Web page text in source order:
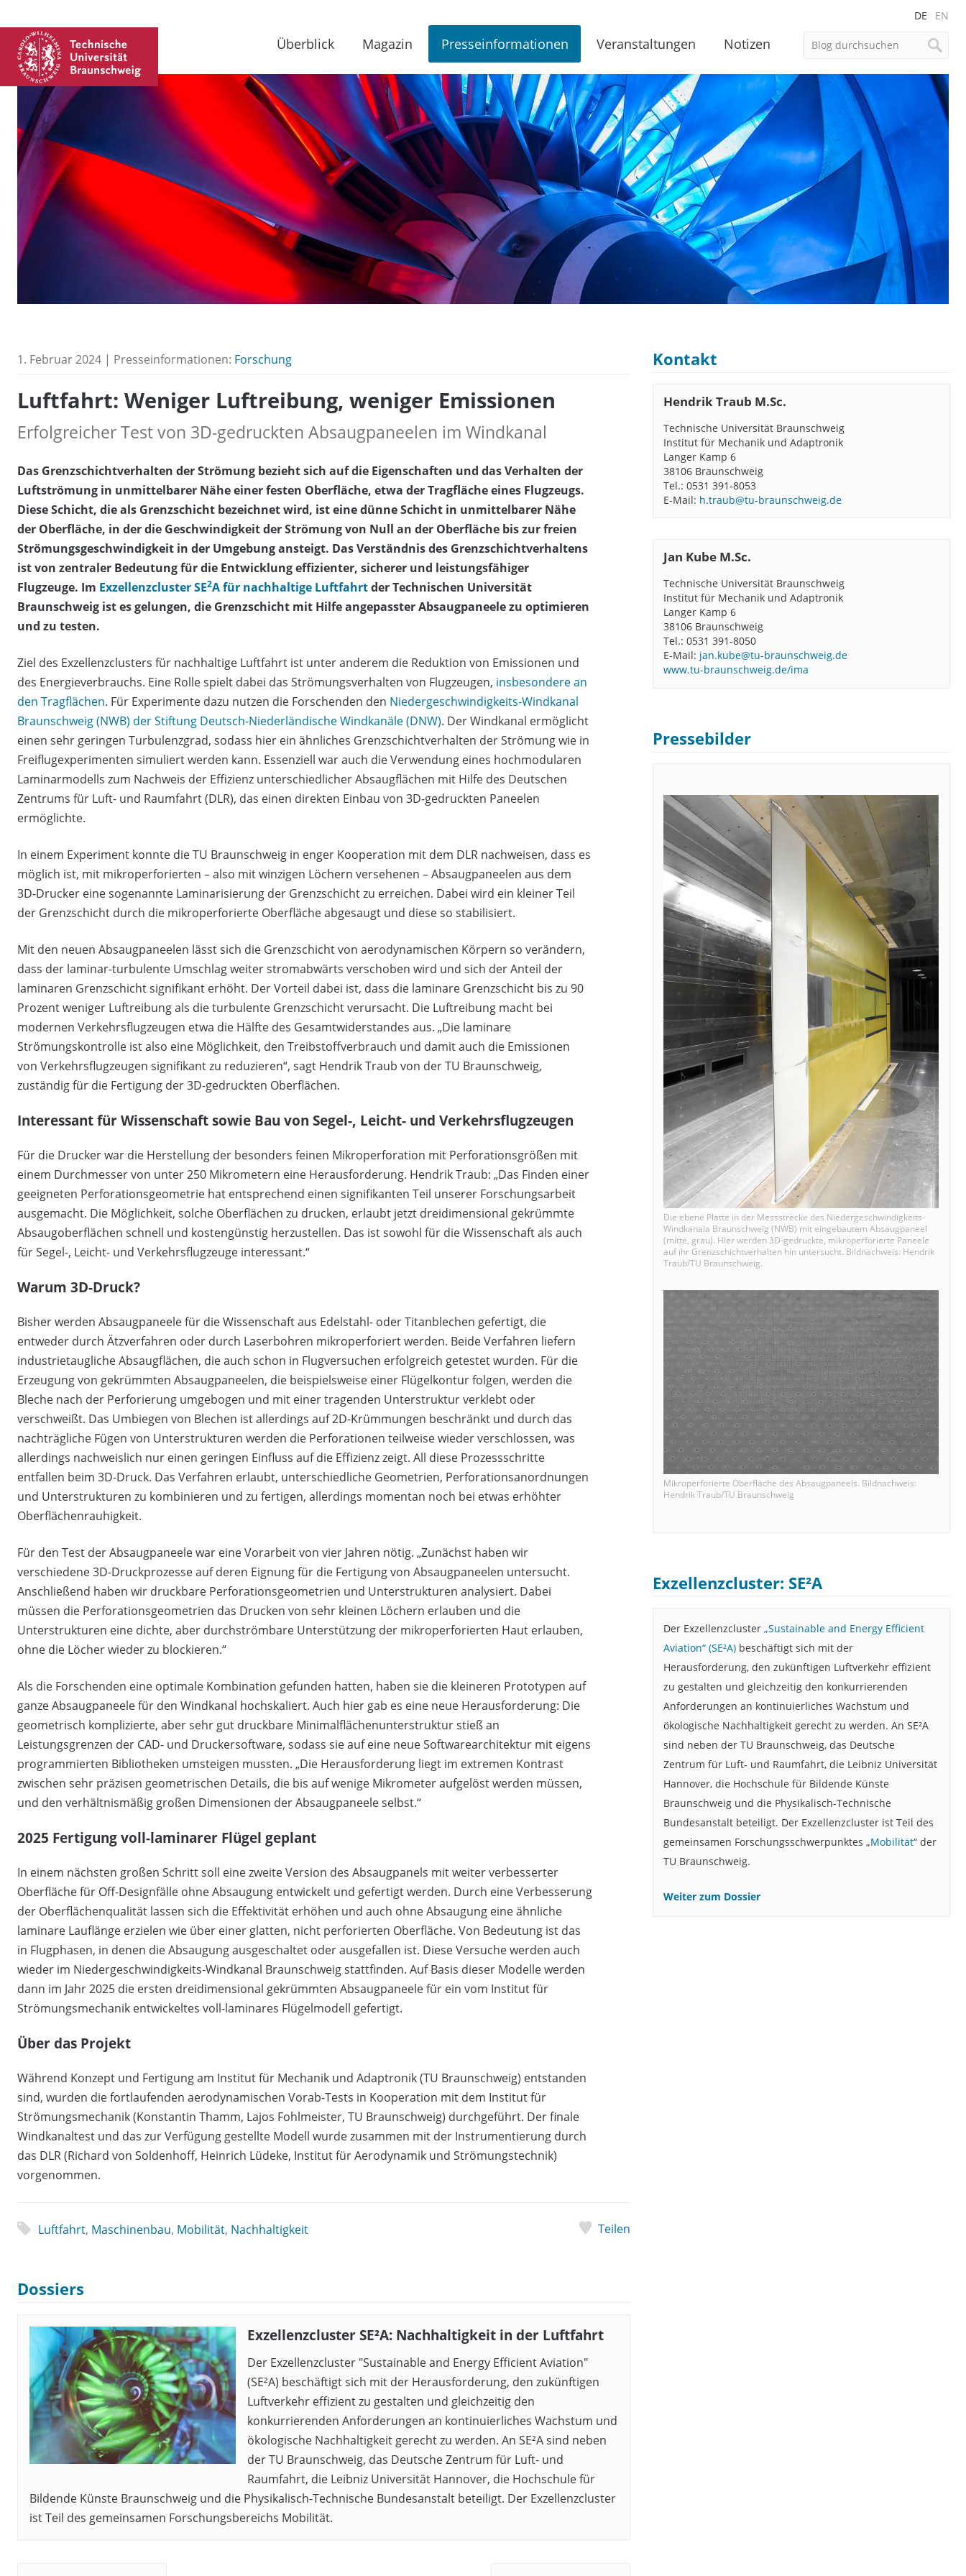
DE EN
Überblick Magazin Presseinformationen Veranstaltungen Notizen
1. Februar 2024 | Presseinformationen: Forschung
Luftfahrt: Weniger Luftreibung, weniger Emissionen
Erfolgreicher Test von 3D-gedruckten Absaugpaneelen im Windkanal
Das Grenzschichtverhalten der Strömung bezieht sich auf die Eigenschaften und das Verhalten der
Luftströmung in unmittelbarer Nähe einer festen Oberfläche, etwa der Tragfläche eines Flugzeugs.
Diese Schicht, die als Grenzschicht bezeichnet wird, ist eine dünne Schicht in unmittelbarer Nähe
der Oberfläche, in der die Geschwindigkeit der Strömung von Null an der Oberfläche bis zur freien
Strömungsgeschwindigkeit in der Umgebung ansteigt. Das Verständnis des Grenzschichtverhaltens
ist von zentraler Bedeutung für die Entwicklung effizienter, sicherer und leistungsfähiger
Flugzeuge. Im Exzellenzcluster SE2A für nachhaltige Luftfahrtder Technischen Universität
Braunschweig ist es gelungen, die Grenzschicht mit Hilfe angepasster Absaugpaneele zu optimieren
und zu testen.
Ziel des Exzellenzclusters für nachhaltige Luftfahrt ist unter anderem die Reduktion von Emissionen und
des Energieverbrauchs. Eine Rolle spielt dabei das Strömungsverhalten von Flugzeugen, insbesondere an
den Tragflächen. Für Experimente dazu nutzen die Forschenden den Niedergeschwindigkeits-Windkanal
Braunschweig (NWB) der Stiftung Deutsch-Niederländische Windkanäle (DNW). Der Windkanal ermöglicht
einen sehr geringen Turbulenzgrad, sodass hier ein ähnliches Grenzschichtverhalten der Strömung wie in
Freiflugexperimenten simuliert werden kann. Essenziell war auch die Verwendung eines hochmodularen
Laminarmodells zum Nachweis der Effizienz unterschiedlicher Absaugflächen mit Hilfe des Deutschen
Zentrums für Luft- und Raumfahrt (DLR), das einen direkten Einbau von 3D-gedruckten Paneelen
ermöglichte.
In einem Experiment konnte die TU Braunschweig in enger Kooperation mit dem DLR nachweisen, dass es
möglich ist, mit mikroperforierten – also mit winzigen Löchern versehenen – Absaugpaneelen aus dem
3D-Drucker eine sogenannte Laminarisierung der Grenzschicht zu erreichen. Dabei wird ein kleiner Teil
der Grenzschicht durch die mikroperforierte Oberfläche abgesaugt und diese so stabilisiert.
Mit den neuen Absaugpaneelen lässt sich die Grenzschicht von aerodynamischen Körpern so verändern,
dass der laminar-turbulente Umschlag weiter stromabwärts verschoben wird und sich der Anteil der
laminaren Grenzschicht signifikant erhöht. Der Vorteil dabei ist, dass die laminare Grenzschicht bis zu 90
Prozent weniger Luftreibung als die turbulente Grenzschicht verursacht. Die Luftreibung macht bei
modernen Verkehrsflugzeugen etwa die Hälfte des Gesamtwiderstandes aus. „Die laminare
Strömungskontrolle ist also eine Möglichkeit, den Treibstoffverbrauch und damit auch die Emissionen
von Verkehrsflugzeugen signifikant zu reduzieren“, sagt Hendrik Traub von der TU Braunschweig,
zuständig für die Fertigung der 3D-gedruckten Oberflächen.
Interessant für Wissenschaft sowie Bau von Segel-, Leicht- und Verkehrsflugzeugen
Für die Drucker war die Herstellung der besonders feinen Mikroperforation mit Perforationsgrößen mit
einem Durchmesser von unter 250 Mikrometern eine Herausforderung. Hendrik Traub: „Das Finden einer
geeigneten Perforationsgeometrie hat entsprechend einen signifikanten Teil unserer Forschungsarbeit
ausgemacht. Die Möglichkeit, solche Oberflächen zu drucken, erlaubt jetzt dreidimensional gekrümmte
Absaugoberflächen schnell und kostengünstig herzustellen. Das ist sowohl für die Wissenschaft als auch
für Segel-, Leicht- und Verkehrsflugzeuge interessant.“
Warum 3D-Druck?
Bisher werden Absaugpaneele für die Wissenschaft aus Edelstahl- oder Titanblechen gefertigt, die
entweder durch Ätzverfahren oder durch Laserbohren mikroperforiert werden. Beide Verfahren liefern
industrietaugliche Absaugflächen, die auch schon in Flugversuchen erfolgreich getestet wurden. Für die
Erzeugung von gekrümmten Absaugpaneelen, die beispielsweise einer Flügelkontur folgen, werden die
Bleche nach der Perforierung umgebogen und mit einer tragenden Unterstruktur verklebt oder
verschweißt. Das Umbiegen von Blechen ist allerdings auf 2D-Krümmungen beschränkt und durch das
nachträgliche Fügen von Unterstrukturen werden die Perforationen teilweise wieder verschlossen, was
allerdings nachweislich nur einen geringen Einfluss auf die Effizienz zeigt. All diese Prozessschritte
entfallen beim 3D-Druck. Das Verfahren erlaubt, unterschiedliche Geometrien, Perforationsanordnungen
und Unterstrukturen zu kombinieren und zu fertigen, allerdings momentan noch bei etwas erhöhter
Oberflächenrauhigkeit.
Für den Test der Absaugpaneele war eine Vorarbeit von vier Jahren nötig. „Zunächst haben wir
verschiedene 3D-Druckprozesse auf deren Eignung für die Fertigung von Absaugpaneelen untersucht.
Anschließend haben wir druckbare Perforationsgeometrien und Unterstrukturen analysiert. Dabei
müssen die Perforationsgeometrien das Drucken von sehr kleinen Löchern erlauben und die
Unterstrukturen eine dichte, aber durchströmbare Unterstützung der mikroperforierten Haut erlauben,
ohne die Löcher wieder zu blockieren.“
Als die Forschenden eine optimale Kombination gefunden hatten, haben sie die kleineren Prototypen auf
ganze Absaugpaneele für den Windkanal hochskaliert. Auch hier gab es eine neue Herausforderung: Die
geometrisch komplizierte, aber sehr gut druckbare Minimalflächenunterstruktur stieß an
Leistungsgrenzen der CAD- und Druckersoftware, sodass sie auf eine neue Softwarearchitektur mit eigens
programmierten Bibliotheken umsteigen mussten. „Die Herausforderung liegt im extremen Kontrast
zwischen sehr präzisen geometrischen Details, die bis auf wenige Mikrometer aufgelöst werden müssen,
und den verhältnismäßig großen Dimensionen der Absaugpaneele selbst.“
2025 Fertigung voll-laminarer Flügel geplant
In einem nächsten großen Schritt soll eine zweite Version des Absaugpanels mit weiter verbesserter
Oberfläche für Off-Designfälle ohne Absaugung entwickelt und gefertigt werden. Durch eine Verbesserung
der Oberflächenqualität lassen sich die Effektivität erhöhen und auch ohne Absaugung eine ähnliche
laminare Lauflänge erzielen wie über einer glatten, nicht perforierten Oberfläche. Von Bedeutung ist das
in Flugphasen, in denen die Absaugung ausgeschaltet oder ausgefallen ist. Diese Versuche werden auch
wieder im Niedergeschwindigkeits-Windkanal Braunschweig stattfinden. Auf Basis dieser Modelle werden
dann im Jahr 2025 die ersten dreidimensional gekrümmten Absaugpaneele für ein vom Institut für
Strömungsmechanik entwickeltes voll-laminares Flügelmodell gefertigt.
Über das Projekt
Während Konzept und Fertigung am Institut für Mechanik und Adaptronik (TU Braunschweig) entstanden
sind, wurden die fortlaufenden aerodynamischen Vorab-Tests in Kooperation mit dem Institut für
Strömungsmechanik (Konstantin Thamm, Lajos Fohlmeister, TU Braunschweig) durchgeführt. Der finale
Windkanaltest und das zur Verfügung gestellte Modell wurde zusammen mit der Instrumentierung durch
das DLR (Richard von Soldenhoff, Heinrich Lüdeke, Institut für Aerodynamik und Strömungstechnik)
vorgenommen.
Luftfahrt, Maschinenbau, Mobilität, Nachhaltigkeit Teilen
Kontakt
Hendrik Traub M.Sc.
Technische Universität Braunschweig
Institut für Mechanik und Adaptronik
Langer Kamp 6
38106 Braunschweig
Tel.: 0531 391-8053
E-Mail: h.traub@tu-braunschweig.de
Jan Kube M.Sc.
Technische Universität Braunschweig
Institut für Mechanik und Adaptronik
Langer Kamp 6
38106 Braunschweig
Tel.: 0531 391-8050
E-Mail: jan.kube@tu-braunschweig.de
www.tu-braunschweig.de/ima
Pressebilder
Die ebene Platte in der Messstrecke des Niedergeschwindigkeits-
Windkanala Braunschweig (NWB) mit eingebautem Absaugpaneel
(mitte, grau). Hier werden 3D-gedruckte, mikroperforierte Paneele
auf ihr Grenzschichtverhalten hin untersucht. Bildnachweis: Hendrik
Traub/TU Braunschweig.
Mikroperforierte Oberfläche des Absaugpaneels. Bildnachweis:
Hendrik Traub/TU Braunschweig
Exzellenzcluster: SE²A
Der Exzellenzcluster„Sustainable and Energy Efficient
Aviation“ (SE²A) beschäftigt sich mit der
Herausforderung, den zukünftigen Luftverkehr effizient
zu gestalten und gleichzeitig den konkurrierenden
Anforderungen an kontinuierliches Wachstum und
ökologische Nachhaltigkeit gerecht zu werden. An SE²A
sind neben der TU Braunschweig, das Deutsche
Zentrum für Luft- und Raumfahrt, die Leibniz Universität
Hannover, die Hochschule für Bildende Künste
Braunschweig und die Physikalisch-Technische
Bundesanstalt beteiligt. Der Exzellenzcluster ist Teil des
gemeinsamen Forschungsschwerpunktes „Mobilität“ der
TU Braunschweig.
Weiter zum Dossier
Dossiers
Exzellenzcluster SE²A: Nachhaltigkeit in der Luftfahrt
Der Exzellenzcluster "Sustainable and Energy Efficient Aviation"
(SE²A) beschäftigt sich mit der Herausforderung, den zukünftigen
Luftverkehr effizient zu gestalten und gleichzeitig den
konkurrierenden Anforderungen an kontinuierliches Wachstum und
ökologische Nachhaltigkeit gerecht zu werden. An SE²A sind neben
der TU Braunschweig, das Deutsche Zentrum für Luft- und
Raumfahrt, die Leibniz Universität Hannover, die Hochschule für
Bildende Künste Braunschweig und die Physikalisch-Technische Bundesanstalt beteiligt. Der Exzellenzcluster
ist Teil des gemeinsamen Forschungsbereichs Mobilität.